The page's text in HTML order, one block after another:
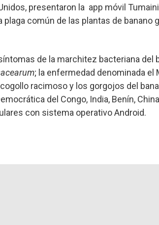
presentaron la app móvil
común de las plantas de banano
de la marchitez bacteriana del
; la enfermedad denominada el
racimoso y los gorgojos del
del Congo, India, Benín,
con sistema operativo Android.